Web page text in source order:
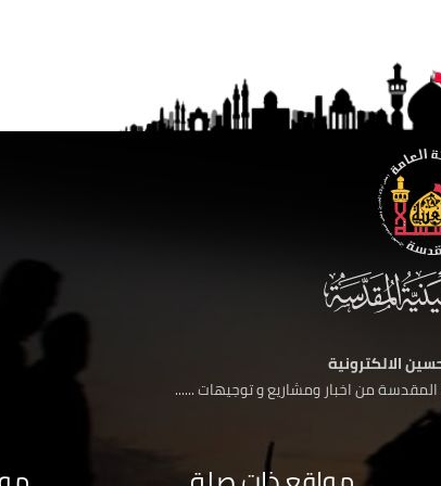
الالكترونية
من اخبار ومشاريع و توجيهات ......